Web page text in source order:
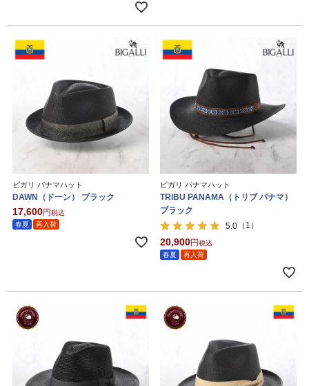
ビガリ パナマハット
DAWN（ドーン） ブラック
17,600
税込
春夏
再入荷
ビガリ パナマハット
TRIBU PANAMA（トリブ パナマ）
ブラック
5.0 （1）
20,900
税込
春夏
再入荷